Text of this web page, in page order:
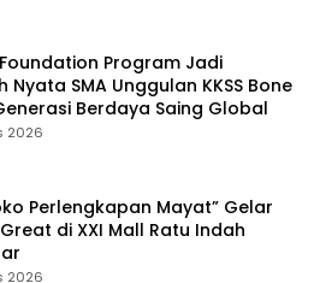
Program Jadi
Nyata SMA Unggulan KKSS Bone
Berdaya Saing Global
2026
Perlengkapan Mayat” Gelar
di XXI Mall Ratu Indah
2026